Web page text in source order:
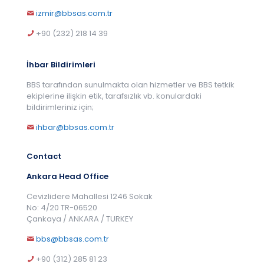
izmir@bbsas.com.tr
+90 (232) 218 14 39
İhbar Bildirimleri
BBS tarafından sunulmakta olan hizmetler ve BBS tetkik
ekiplerine ilişkin etik, tarafsızlık vb. konulardaki
bildirimleriniz için;
ihbar@bbsas.com.tr
Contact
Ankara Head Office
Cevizlidere Mahallesi 1246 Sokak
No: 4/20 TR-06520
Çankaya / ANKARA / TURKEY
bbs@bbsas.com.tr
+90 (312) 285 81 23